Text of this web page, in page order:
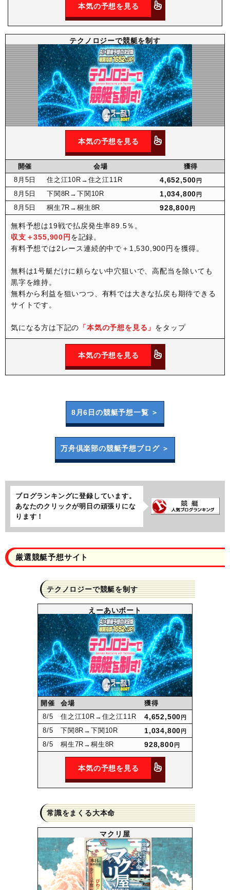
本気の予想を見る
テクノロジーで競艇を制す
本気の予想を見る
開催 会場
獲得
8月 5日 住之江10R →住之江11R 4,652,500 円
8月 5日 下関8R →下関10R 1,034,800 円
8月 5日 桐生7R →桐生8R 928,800 円
無料予想は19戦で払戻発生率89.5％。
収支＋355,900円を記録。
有料予想では2レース連続的中で＋1,530,900円を獲得。
無料は1号艇だけに頼らない中穴狙いで、高配当を除いても
黒字を維持。
無料から利益を狙いつつ、有料では大きな払戻も期待できる
サイトです。
気になる方は下記の 「本気の予想を見る」 をタップ
本気の予想を見る
8月6日の競艇予想一覧 ＞
万舟倶楽部の競艇予想ブログ ＞
ブログランキングに登録しています。
あなたのクリックが明日の頑張りにな
ります！
厳選競艇予想サイト
テクノロジーで競艇を制す
えーあいボート
開催 会場
獲得
8/5 住之江10R →住之江11R 4,652,500 円
8/5 下関8R →下関10R 1,034,800 円
8/5 桐生7R →桐生8R 928,800 円
本気の予想を見る
常識をまくる大本命
マクリ屋